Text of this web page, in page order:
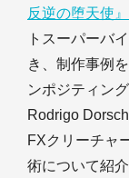
反逆の堕天使』
トスーパーバ
き、制作事例
ンポジティン
Rodrigo
FXクリーチャ
術について紹